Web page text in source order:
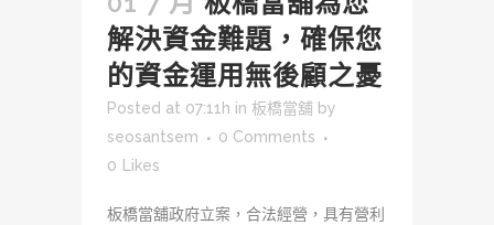
解決資金難題，確保您
的資金運用無後顧之憂
Posted at 07:11h in 板橋當舖 by
seosantsem
0 Comments
0 Likes
板橋當舖政府立案，合法經營，具有營利